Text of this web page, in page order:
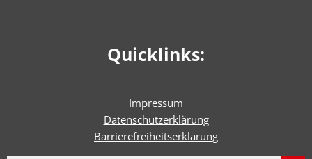
Quicklinks:
Impressum
Datenschutzerklärung
Barrierefreiheitserklärung